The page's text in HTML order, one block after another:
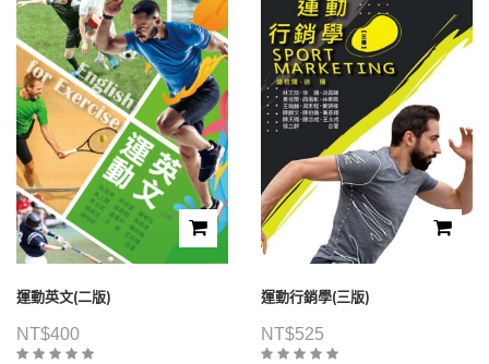
運動英文(二版)
NT$400
運動行銷學(三版)
NT$525